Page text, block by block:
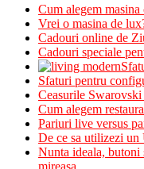
Cum alegem
Vrei o masina de
Cadouri online de
Cadouri speciale
Sfaturi pentru
Ceasurile
Cum alegem
Pariuri live versus
De ce sa utilizezi un
Nunta ideala,
mireasa